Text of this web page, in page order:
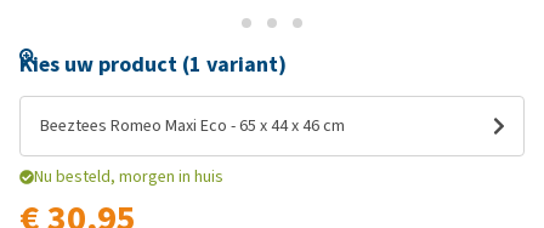
Kies uw product (1 variant)
Beeztees Romeo Maxi Eco - 65 x 44 x 46 cm
Nu besteld, morgen in huis
€ 30,95